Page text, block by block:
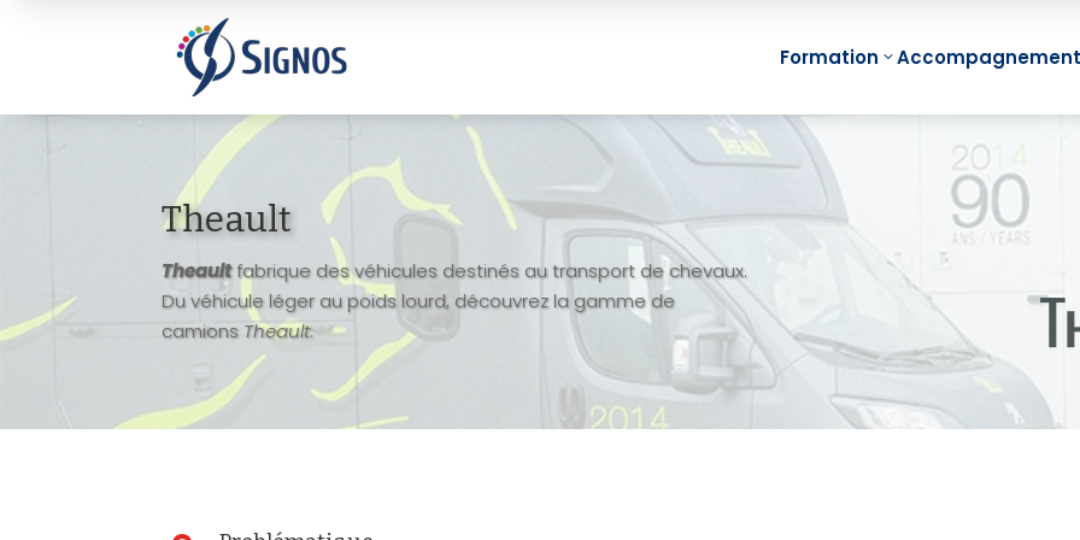
Formation
Management
Visuel Individuel
(Mind Mapping)
Management
Visuel d’Equipe
Management
Visuel de Projet
e-
Accompagnement
Theault
Theaultfabrique des véhicules destinés au transport de chevaux.
Du véhicule léger au poids lourd, découvrez la gamme de
camionsTheault.